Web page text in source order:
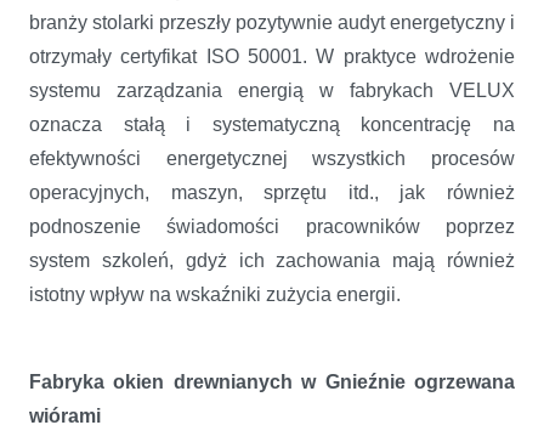
branży stolarki przeszły pozytywnie audyt energetyczny i
otrzymały certyfikat ISO 50001. W praktyce wdrożenie
systemu zarządzania energią w fabrykach VELUX
oznacza stałą i systematyczną koncentrację na
efektywności energetycznej wszystkich procesów
operacyjnych, maszyn, sprzętu itd., jak również
podnoszenie świadomości pracowników poprzez
system szkoleń, gdyż ich zachowania mają również
istotny wpływ na wskaźniki zużycia energii.
Fabryka okien drewnianych w Gnieźnie ogrzewana
wiórami